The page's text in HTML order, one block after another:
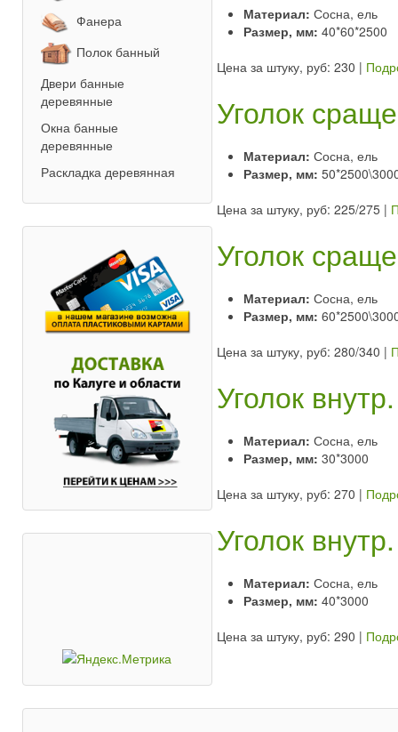
Материал: Сосна, ель
Размер, мм: 40*60*2500
Цена за штуку, руб: 230 |
Уголок
Материал: Сосна, ель
Размер, мм:
Цена за штуку, руб: 225/275|
Уголок
Материал: Сосна, ель
Размер, мм:
Цена за штуку, руб: 280/340 |
Уголок
Материал: Сосна, ель
Размер, мм: 30*3000
Цена за штуку, руб: 270 |
Уголок
Материал: Сосна, ель
Размер, мм: 40*3000
Цена за штуку, руб: 290 |
Фанера
Полок банный
Двери банные
деревянные
Окна банные
деревянные
Раскладка деревянная